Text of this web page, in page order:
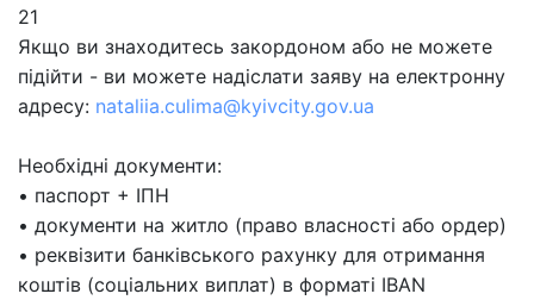
21
Якщо ви знаходитесь закордоном або не можете
підійти - ви можете надіслати заяву на електронну
адресу: nataliia.culima@kyivcity.gov.ua
Необхідні документи:
•⁠ ⁠паспорт + ІПН
•⁠ ⁠документи на житло (право власності або ордер)
•⁠ ⁠реквізити банківського рахунку для отримання
коштів (соціальних виплат) в форматі IBAN